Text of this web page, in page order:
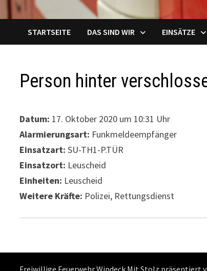
STARTSEITE DAS SIND WIR EINSÄTZE
Person hinter
Datum: 17. Oktober 2020 um 10:31 Uhr
Alarmierungsart: Funkmeldeempfänger
Einsatzart: SU-TH1-P.TÜR
Einsatzort: Leuscheid
Einheiten: Leuscheid
Weitere Kräfte: Polizei, Rettungsdienst
Freiwillige Feuerwehr Windeck Mit Stolz präsentiert